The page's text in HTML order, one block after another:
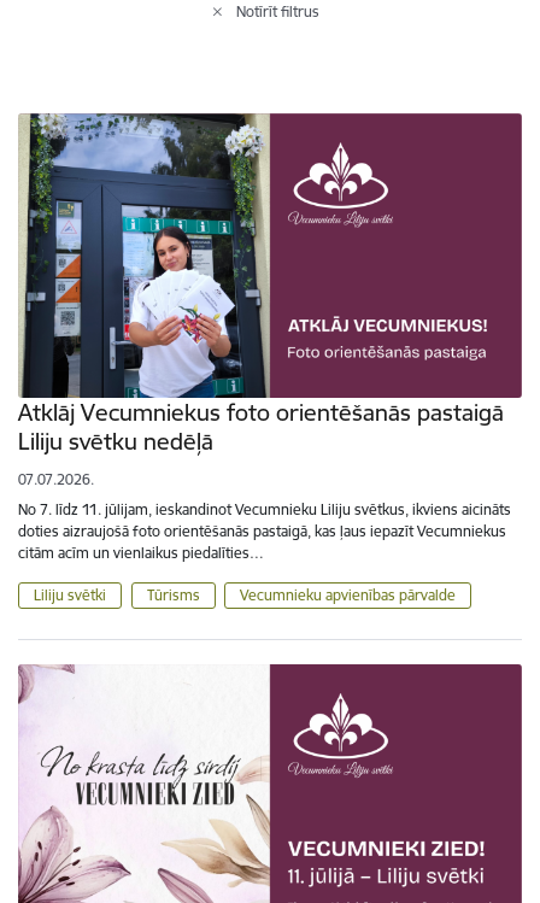
Notīrīt filtrus
Atklāj Vecumniekus foto orientēšanās pastaigā
Liliju svētku nedēļā
07.07.2026.
No 7. līdz 11. jūlijam, ieskandinot Vecumnieku Liliju svētkus, ikviens aicināts
doties aizraujošā foto orientēšanās pastaigā, kas ļaus iepazīt Vecumniekus
citām acīm un vienlaikus piedalīties…
Liliju svētki Tūrisms Vecumnieku apvienības pārvalde